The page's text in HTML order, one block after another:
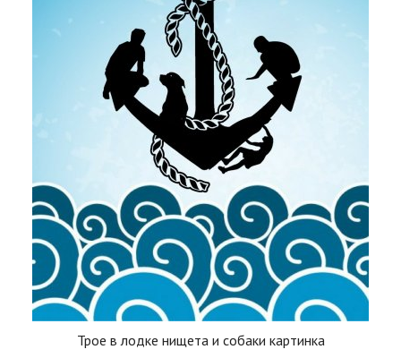
Трое в лодке нищета и собаки картинка